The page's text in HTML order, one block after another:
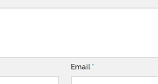
Email*